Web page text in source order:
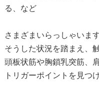
る、など
さまざまいらっしゃいます
そうした状況を踏まえ、
頭板状筋や胸鎖乳突筋、
トリガーポイントを見つ